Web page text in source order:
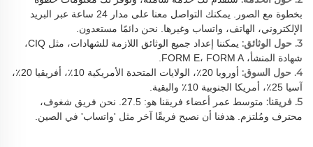
بخطوة مع الصور. يمكنك التواصل معنا على مدار 24 ساعة عبر البريد
الإلكتروني، الهاتف، واتساب وغيرها. نحن دائمًا مستعدون.
3. حول الوثائق:
يمكننا إعداد جميع الوثائق اللازمة للشهادات، مثل CIQ،
شهادة المنشأ، FORM E، FORM A.
4. حول السوق:
أوروبا 20٪، الولايات المتحدة الأمريكية 10٪، أفريقيا 20٪،
آسيا 25٪، أمريكا الجنوبية 10٪ والبقية.
5. فريقنا:
متوسط عمر أعضاء فريقنا هو: 27.5. نحن فريق شغوف،
محترف ومُلتزم. هدفنا أن نصبح فريقًا آخر مثل 'واتساب' في الصين.